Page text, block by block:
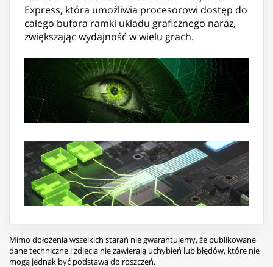
Express, która umożliwia procesorowi dostęp do
całego bufora ramki układu graficznego naraz,
zwiększając wydajność w wielu grach.
Mimo dołożenia wszelkich starań nie gwarantujemy, że publikowane
dane techniczne i zdjęcia nie zawierają uchybień lub błędów, które nie
mogą jednak być podstawą do roszczeń.